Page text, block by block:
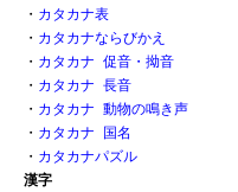
・ カタカナ表
・ カタカナならびかえ
・ カタカナ 促音・拗音
・ カタカナ 長音
・ カタカナ 動物の鳴き声
・ カタカナ 国名
・ カタカナパズル
漢字